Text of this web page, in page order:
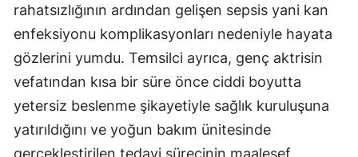
Kırklareli
Kırşehir
Kocaeli
Konya
Kütahya
rahatsızlığının ardından gelişen sepsis yani kan
enfeksiyonu komplikasyonları nedeniyle hayata
gözlerini yumdu. Temsilci ayrıca, genç aktrisin
vefatından kısa bir süre önce ciddi boyutta
yetersiz beslenme şikayetiyle sağlık kuruluşuna
yatırıldığını ve yoğun bakım ünitesinde
gerçekleştirilen tedavi sürecinin maalesef